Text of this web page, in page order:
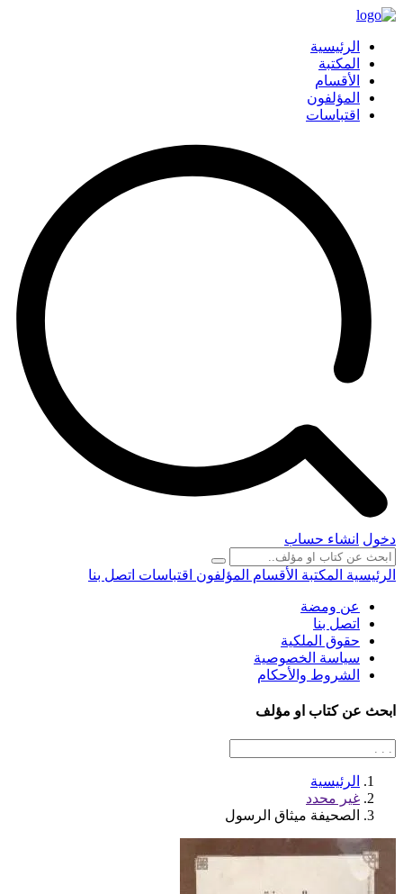
الرئيسية
المكتبة
الأقسام
المؤلفون
اقتباسات
دخول انشاء حساب
الرئيسية المكتبة الأقسام المؤلفون اقتباسات اتصل بنا
عن ومضة
اتصل بنا
حقوق الملكية
سياسة الخصوصية
الشروط والأحكام
ابحث عن كتاب او مؤلف
الرئيسية
غير محدد
الصحيفة ميثاق الرسول